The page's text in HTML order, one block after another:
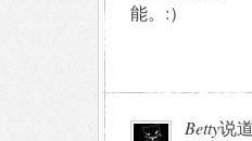
能。:）
Betty说